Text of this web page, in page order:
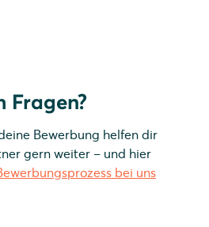
Fragen?
Bewerbung helfen dir
gern weiter – und hier
bei uns